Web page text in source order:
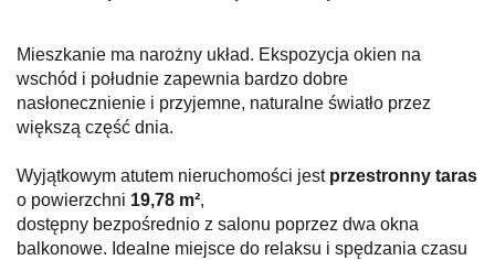
Mieszkanie ma narożny układ. Ekspozycja okien na
wschód i południe zapewnia bardzo dobre
nasłonecznienie i przyjemne, naturalne światło przez
większą część dnia.
Wyjątkowym atutem nieruchomości jest przestronny taras
o powierzchni 19,78 m²,
dostępny bezpośrednio z salonu poprzez dwa okna
balkonowe. Idealne miejsce do relaksu i spędzania czasu